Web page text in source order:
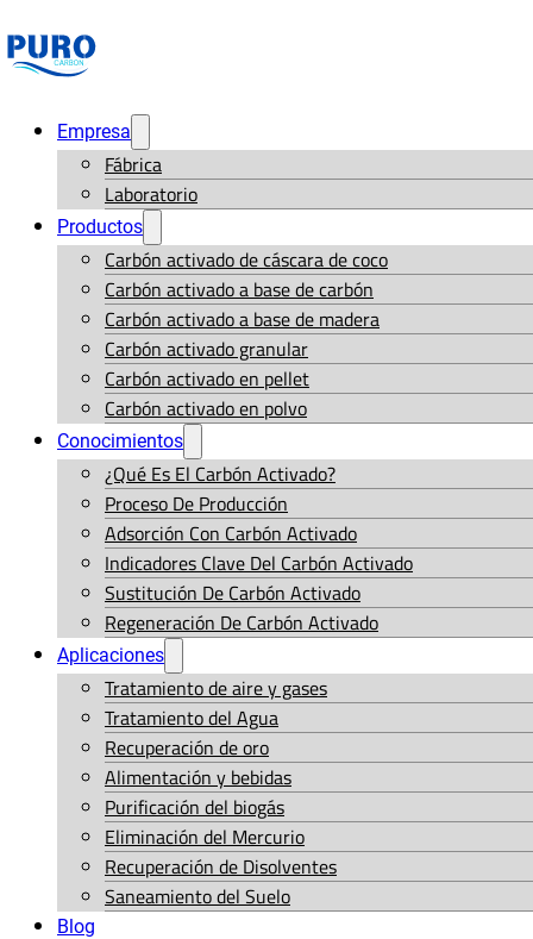
Empresa
Fábrica
Laboratorio
Productos
Carbón activado de cáscara de coco
Carbón activado a base de carbón
Carbón activado a base de madera
Carbón activado granular
Carbón activado en pellet
Carbón activado en polvo
Conocimientos
¿Qué Es El Carbón Activado?
Proceso De Producción
Adsorción Con Carbón Activado
Indicadores Clave Del Carbón Activado
Sustitución De Carbón Activado
Regeneración De Carbón Activado
Aplicaciones
Tratamiento de aire y gases
Tratamiento del Agua
Recuperación de oro
Alimentación y bebidas
Purificación del biogás
Eliminación del Mercurio
Recuperación de Disolventes
Saneamiento del Suelo
Blog